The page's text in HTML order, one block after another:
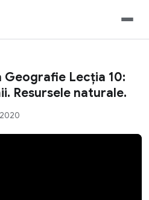
Geografie Lecția 10:
Resursele naturale.